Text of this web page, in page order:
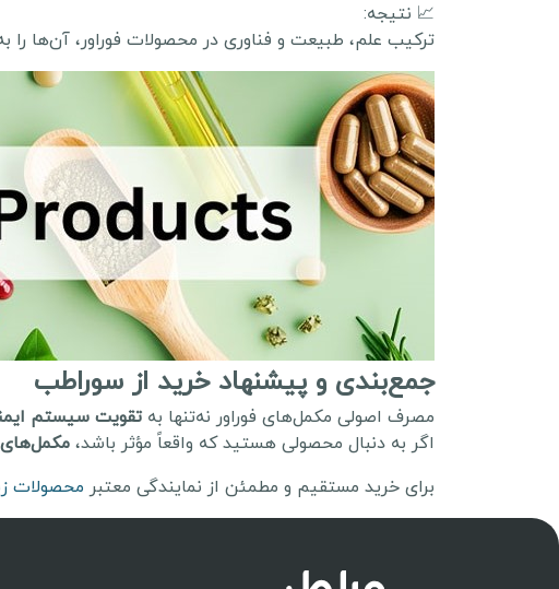
📈 نتیجه:
ترکیب علم، طبیعت و فناوری در محصولات فوراور، آن‌ها را
جمع‌بندی و پیشنهاد خرید از سوراطب
مصرف اصولی مکمل‌های فوراور نه‌تنها به تقویت سیستم
اگر به دنبال محصولی هستید که واقعاً مؤثر باشد، مکمل‌های
برای خرید مستقیم و مطمئن از نمایندگی معتبر محصولات